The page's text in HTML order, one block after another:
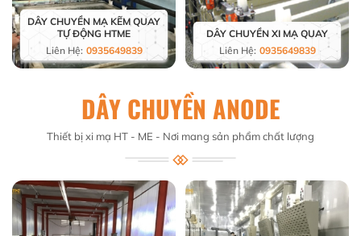
DÂY CHUYỀN MẠ KẼM QUAY
TỰ ĐỘNG HTME
Liên Hệ: 0935649839
DÂY CHUYỀN XI MẠ QUAY
Liên Hệ: 0935649839
DÂY CHUYỀN ANODE
Thiết bị xi mạ HT - ME - Nơi mang sản phẩm chất lượng